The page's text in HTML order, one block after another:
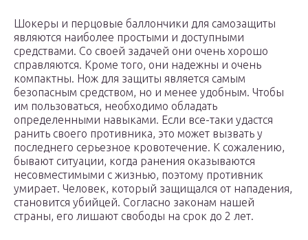
Шокеры и перцовые баллончики для самозащиты
являются наиболее простыми и доступными
средствами. Со своей задачей они очень хорошо
справляются. Кроме того, они надежны и очень
компактны. Нож для защиты является самым
безопасным средством, но и менее удобным. Чтобы
им пользоваться, необходимо обладать
определенными навыками. Если все-таки удастся
ранить своего противника, это может вызвать у
последнего серьезное кровотечение. К сожалению,
бывают ситуации, когда ранения оказываются
несовместимыми с жизнью, поэтому противник
умирает. Человек, который защищался от нападения,
становится убийцей. Согласно законам нашей
страны, его лишают свободы на срок до 2 лет.